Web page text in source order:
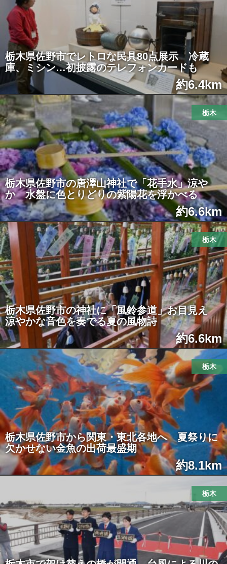
栃木県佐野市でレトロな民具80点展示 冷蔵
庫、ミシン…初披露のテレフォンカードも
約6.4km
栃木
栃木県佐野市の唐澤山神社で「花手水」涼や
か 水盤に色とりどりの紫陽花を浮かべる
約6.6km
栃木
栃木県佐野市の神社に「風鈴参道」お目見え
涼やかな音色を奏でる夏の風物詩
約6.6km
栃木
栃木県佐野市から関東・東北各地へ 夏祭りに
欠かせない金魚の出荷最盛期
約8.1km
栃木